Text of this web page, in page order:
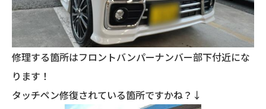
修理する箇所はフロントバンパーナンバー部下付近にな
ります！
タッチペン修復されている箇所ですかね？↓